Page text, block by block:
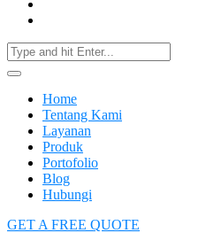
Home
Tentang Kami
Layanan
Produk
Portofolio
Blog
Hubungi
GET A FREE QUOTE